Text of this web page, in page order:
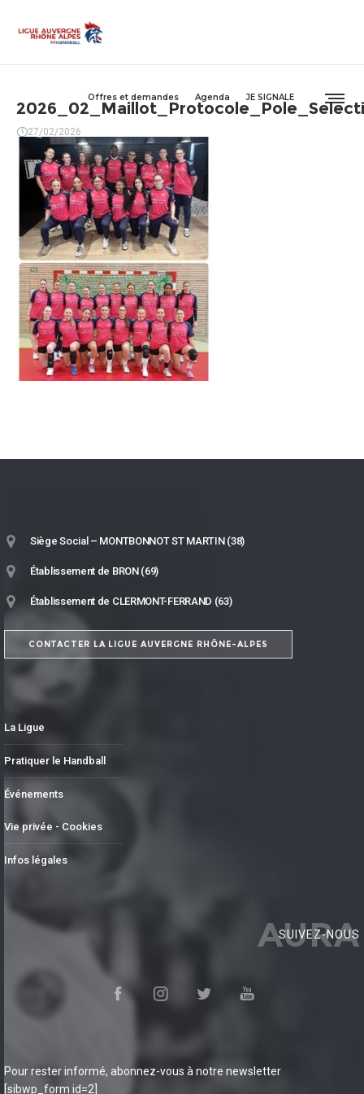
Offres et demandes Agenda JE SIGNALE
27/02/2026
Siège Social – MONTBONNOT ST MARTIN (38)
Établissement de BRON (69)
Établissement de CLERMONT-FERRAND (63)
CONTACTER LA LIGUE AUVERGNE RHÔNE-ALPES
La Ligue
Pratiquer le Handball
Événements
Vie privée - Cookies
Infos légales
AURA
SUIVEZ-NOUS
Pour rester informé, abonnez-vous à notre newsletter
[sibwp_form id=2]